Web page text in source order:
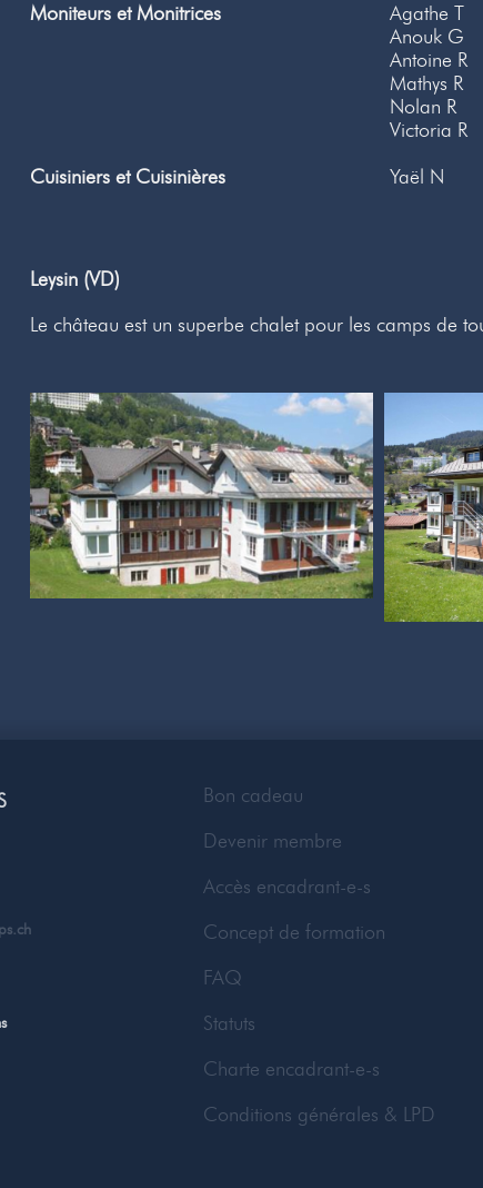
Moniteurs et Monitrices
Agathe T
Anouk G
Antoine R
Mathys R
Nolan R
Victoria R
Cuisiniers et Cuisinières
Yaël N
Leysin (VD)
Le château est un superbe chalet pour les camps de
Bon cadeau
Devenir membre
Accès encadrant-e-s
Concept de formation
FAQ
Statuts
Charte encadrant-e-s
Conditions générales & LPD